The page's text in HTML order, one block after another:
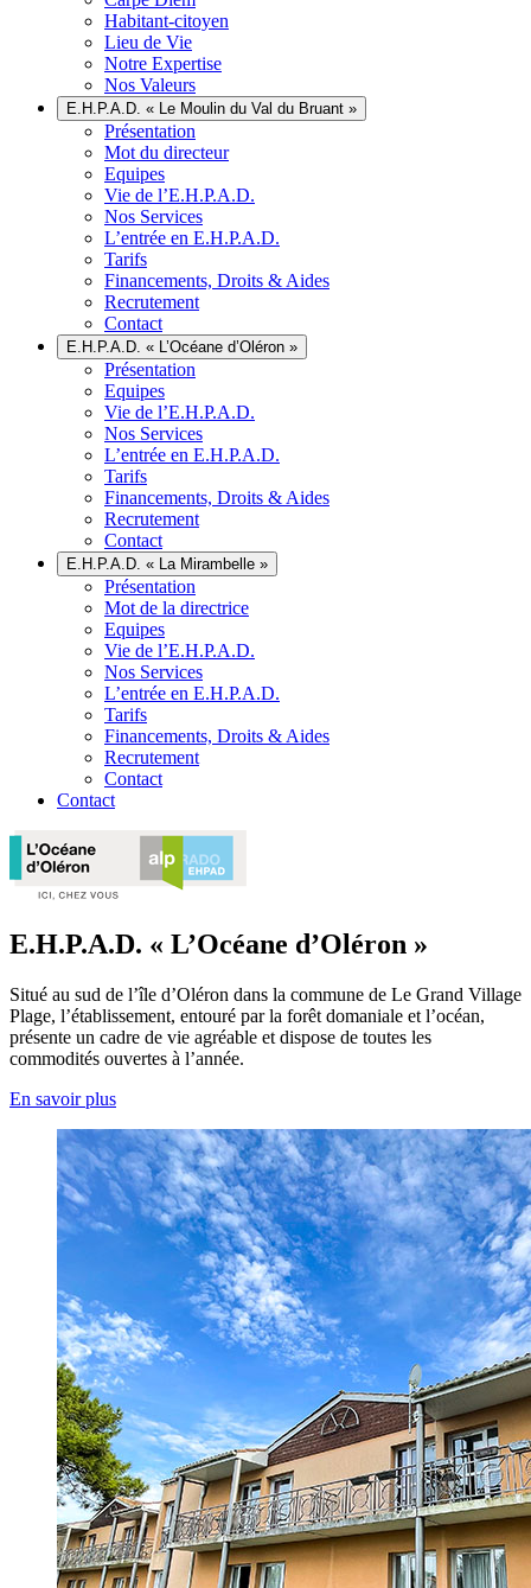
Habitant-citoyen
Lieu de Vie
Notre Expertise
Nos Valeurs
E.H.P.A.D. « Le Moulin du Val du Bruant »
Présentation
Mot du directeur
Equipes
Vie de l’E.H.P.A.D.
Nos Services
L’entrée en E.H.P.A.D.
Tarifs
Financements, Droits & Aides
Recrutement
Contact
E.H.P.A.D. « L’Océane d’Oléron »
Présentation
Equipes
Vie de l’E.H.P.A.D.
Nos Services
L’entrée en E.H.P.A.D.
Tarifs
Financements, Droits & Aides
Recrutement
Contact
E.H.P.A.D. « La Mirambelle »
Présentation
Mot de la directrice
Equipes
Vie de l’E.H.P.A.D.
Nos Services
L’entrée en E.H.P.A.D.
Tarifs
Financements, Droits & Aides
Recrutement
Contact
Contact
E.H.P.A.D. « L’Océane d’Oléron »
Situé au sud de l’île d’Oléron dans la commune de Le Grand Village
Plage, l’établissement, entouré par la forêt domaniale et l’océan,
présente un cadre de vie agréable et dispose de toutes les
commodités ouvertes à l’année.
En savoir plus